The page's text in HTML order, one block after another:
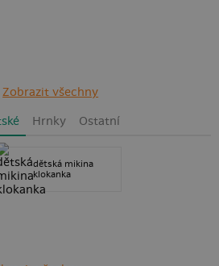
Zobrazit všechny
Hrnky Ostatní
dětská mikina
klokanka